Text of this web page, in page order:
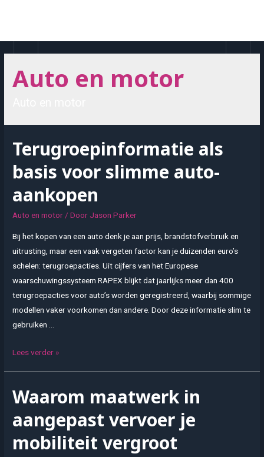
Auto en motor
Terugroepinformatie als
basis voor slimme auto-
aankopen
Auto en motor / Door Jason Parker
Bij het kopen van een auto denk je aan prijs, brandstofverbruik en
uitrusting, maar een vaak vergeten factor kan je duizenden euro’s
schelen: terugroepacties. Uit cijfers van het Europese
waarschuwingssysteem RAPEX blijkt dat jaarlijks meer dan 400
terugroepacties voor auto’s worden geregistreerd, waarbij sommige
modellen vaker voorkomen dan andere. Door deze informatie slim te
gebruiken …
Terugroepinformatie
voor
auto-
aankopen
Lees verder »
Waarom maatwerk in
aangepast vervoer je
mobiliteit vergroot